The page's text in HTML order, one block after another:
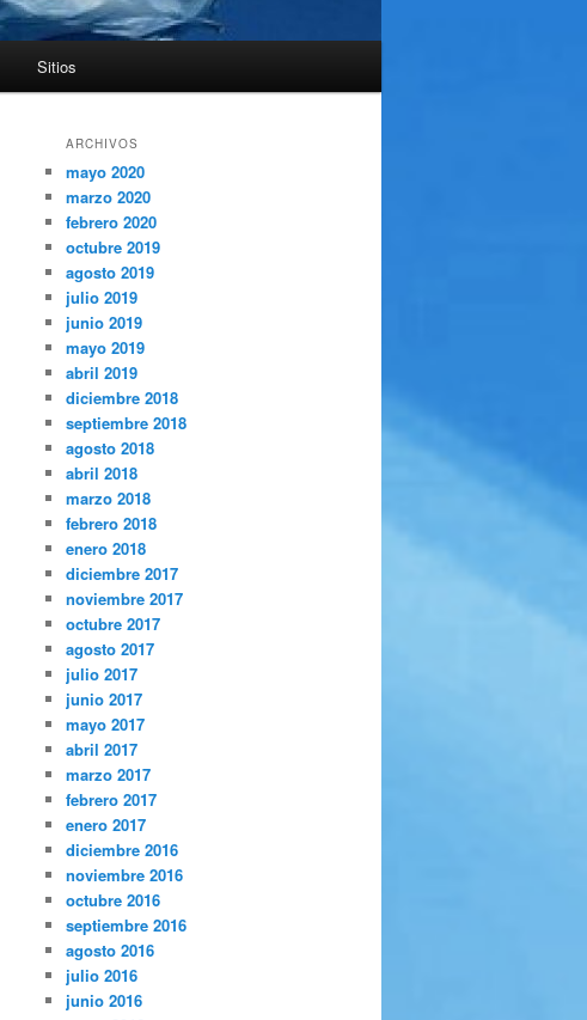
Sitios
ARCHIVOS
mayo 2020
marzo 2020
febrero 2020
octubre 2019
agosto 2019
julio 2019
junio 2019
mayo 2019
abril 2019
diciembre 2018
septiembre 2018
agosto 2018
abril 2018
marzo 2018
febrero 2018
enero 2018
diciembre 2017
noviembre 2017
octubre 2017
agosto 2017
julio 2017
junio 2017
mayo 2017
abril 2017
marzo 2017
febrero 2017
enero 2017
diciembre 2016
noviembre 2016
octubre 2016
septiembre 2016
agosto 2016
julio 2016
junio 2016